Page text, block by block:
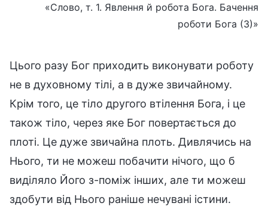
«Слово, т. 1. Явлення й робота Бога. Бачення
роботи Бога (3)»
Цього разу Бог приходить виконувати роботу
не в духовному тілі, а в дуже звичайному.
Крім того, це тіло другого втілення Бога, і це
також тіло, через яке Бог повертається до
плоті. Це дуже звичайна плоть. Дивлячись на
Нього, ти не можеш побачити нічого, що б
виділяло Його з-поміж інших, але ти можеш
здобути від Нього раніше нечувані істини.